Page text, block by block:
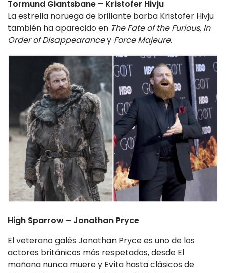
Tormund Giantsbane – Kristofer Hivju
La estrella noruega de brillante barba Kristofer Hivju
también ha aparecido en The Fate of the Furious, In
Order of Disappearancey Force Majeure.
High Sparrow – Jonathan Pryce
El veterano galés Jonathan Pryce es uno de los
actores británicos más respetados, desde El
mañana nunca muere y Evita hasta clásicos de